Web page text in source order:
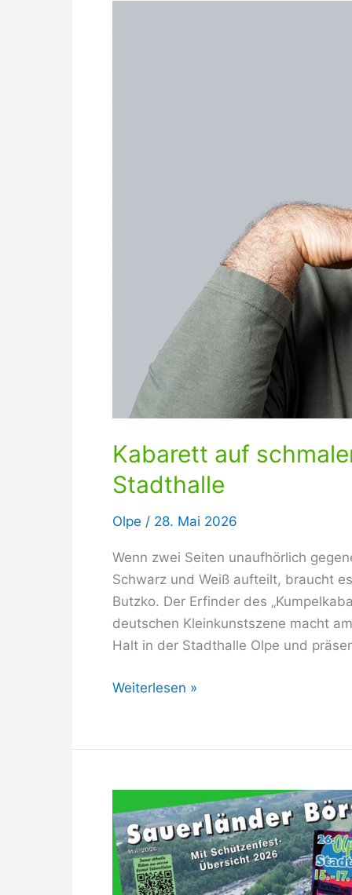
Kabarett auf
Stadthalle
Olpe / 28. Mai 2026
Wenn zwei Seiten unaufhörlich
Schwarz und Weiß aufteilt, braucht
Butzko. Der Erfinder des
deutschen Kleinkunstszene macht
Halt in der Stadthalle Olpe und
Kabarett
Grat
Butzko
in
Olper
Stadthalle
Weiterlesen »